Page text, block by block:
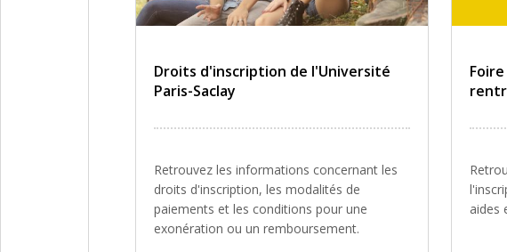
Droits d'inscription de l'Université
Paris-Saclay
Retrouvez les informations concernant les
droits d'inscription, les modalités de
paiements et les conditions pour une
exonération ou un remboursement.
aides